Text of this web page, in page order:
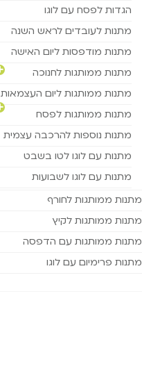
הגדות לפסח עם לוגו
מתנות לעובדים לראש השנה
מתנות מודפסות ליום האישה
מתנות ממותגות לחנוכה
מתנות ממותגות ליום העצמאות
מתנות ממותגות לפסח
מתנות נוספות להרכבה עצמית
מתנות עם לוגו לטו בשבט
מתנות עם לוגו לשבועות
מתנות ממותגות לחורף
מתנות ממותגות לקיץ
מתנות ממותגות עם הדפסה
מתנות פרימיום עם לוגו